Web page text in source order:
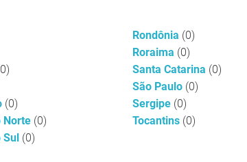
(0)
Norte (0)
Sul (0)
Rondônia (0)
Roraima (0)
Santa Catarina (0)
São Paulo (0)
Sergipe (0)
Tocantins (0)